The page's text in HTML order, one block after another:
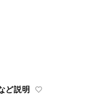
ど説明